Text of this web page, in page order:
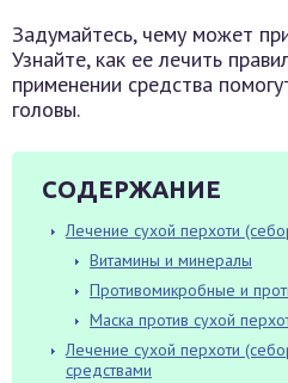
Задумайтесь, чему может
Узнайте, как ее лечить
применении средства
головы.
СОДЕРЖАНИЕ
Лечение сухой перхоти
Витамины и минералы
Противомикробные и
Маска против сухой
Лечение сухой перхоти
средствами